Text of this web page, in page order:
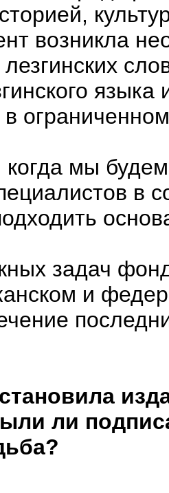
возникла
мы
в
задач
и
ли